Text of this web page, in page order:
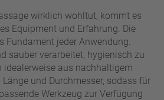
wirklich wohltut, kommt es
Equipment und Erfahrung. Die
Fundament jeder Anwendung.
sauber verarbeitet, hygienisch zu
idealerweise aus nachhaltigem
und Durchmesser, sodass für
Werkzeug zur Verfügung